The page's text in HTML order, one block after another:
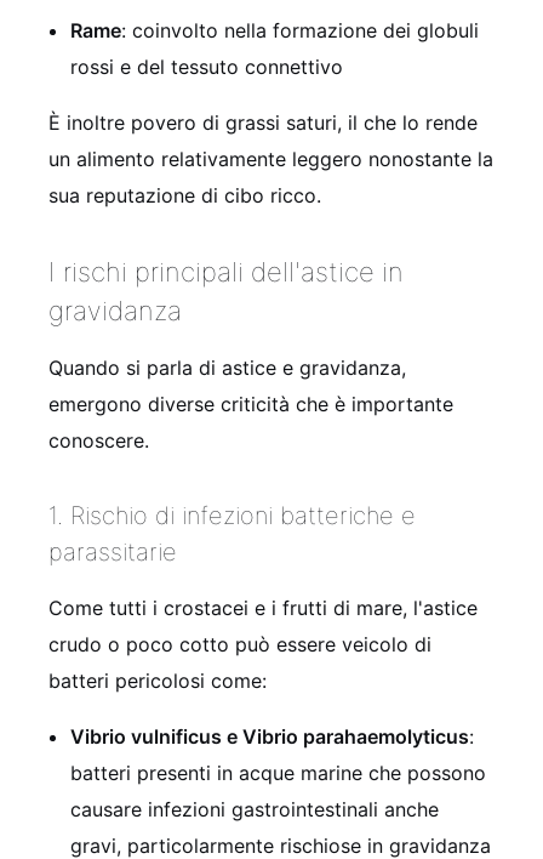
Rame: coinvolto nella formazione dei globuli
rossi e del tessuto connettivo
È inoltre povero di grassi saturi, il che lo rende
un alimento relativamente leggero nonostante la
sua reputazione di cibo ricco.
I rischi principali dell'astice in
gravidanza
Quando si parla di astice e gravidanza,
emergono diverse criticità che è importante
conoscere.
1. Rischio di infezioni batteriche e
parassitarie
Come tutti i crostacei e i frutti di mare, l'astice
crudo o poco cotto può essere veicolo di
batteri pericolosi come:
Vibrio vulnificus e Vibrio parahaemolyticus:
batteri presenti in acque marine che possono
causare infezioni gastrointestinali anche
gravi, particolarmente rischiose in gravidanza